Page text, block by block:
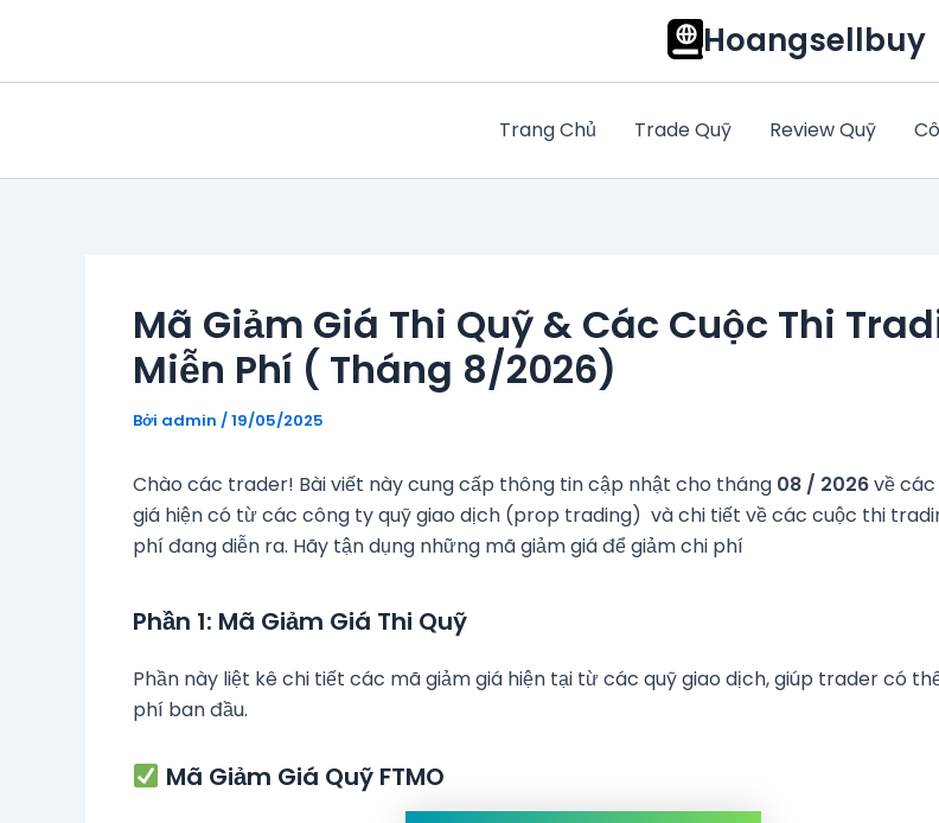
nội
Hoangsellbuy
Trang Chủ Trade Quỹ Review Quỹ
Mã Giảm Giá Thi Quỹ & Các Cuộc Thi
Miễn Phí ( Tháng 8/2026)
Bởi admin /19/05/2025
Chào các trader! Bài viết này cung cấp thông tin cập nhật cho tháng 08 / 2026về
giá hiện có từ các công ty quỹ giao dịch (prop trading) và chi tiết về các cuộc thi
phí đang diễn ra. Hãy tận dụng những mã giảm giá để giảm chi phí
Phần 1: Mã Giảm Giá Thi Quỹ
Phần này liệt kê chi tiết các mã giảm giá hiện tại từ các quỹ giao dịch, giúp trader có
phí ban đầu.
Mã Giảm Giá Quỹ FTMO